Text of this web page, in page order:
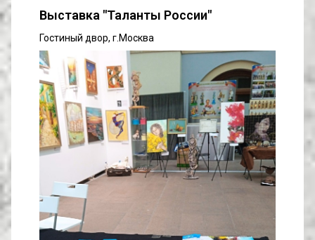
Выставка "Таланты России"
Гостиный двор, г.Москва